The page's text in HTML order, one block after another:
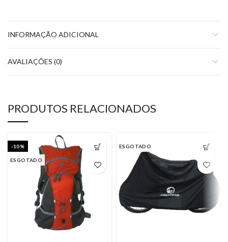
INFORMAÇÃO ADICIONAL
AVALIAÇÕES (0)
PRODUTOS RELACIONADOS
-10%
ESGOTADO
ESGOTADO